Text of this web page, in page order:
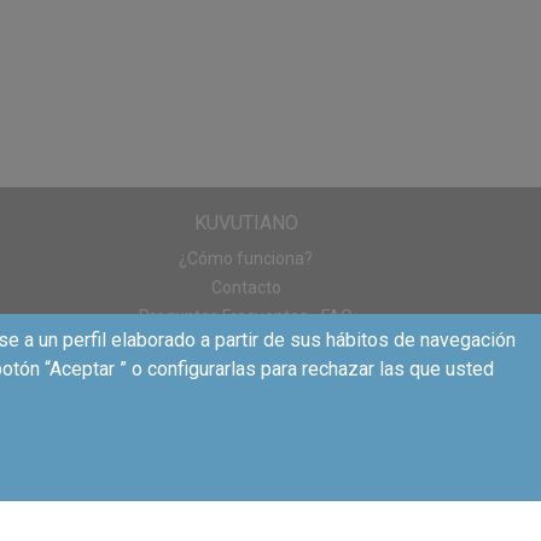
en Testamus y
que seguir los
la imagen, que
generadas,
correcta, sólo
KUVUTIANO
¿Cómo funciona?
Contacto
Preguntas Frecuentes - FAQ
a un perfil elaborado a partir de sus hábitos de navegación
“Aceptar ” o configurarlas para rechazar las que usted